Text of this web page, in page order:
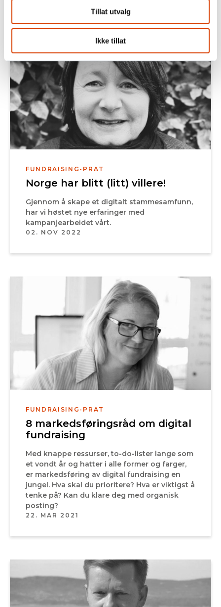
Tillat utvalg
Ikke tillat
for fremtidsutsiktene dersom man ikke gjør det.
Les også:
FUNDRAISING-PRAT
Norge har blitt (litt) villere!
Gjennom å skape et digitalt stammesamfunn,
har vi høstet nye erfaringer med
kampanjearbeidet vårt.
02. NOV 2022
FUNDRAISING-PRAT
8 markedsføringsråd om digital
fundraising
Med knappe ressurser, to-do-lister lange som
et vondt år og hatter i alle former og farger,
er markedsføring av digital fundraising en
jungel. Hva skal du prioritere? Hva er viktigst å
tenke på? Kan du klare deg med organisk
posting?
22. MAR 2021